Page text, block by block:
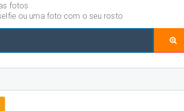
fotos
ou uma foto com o seu rosto